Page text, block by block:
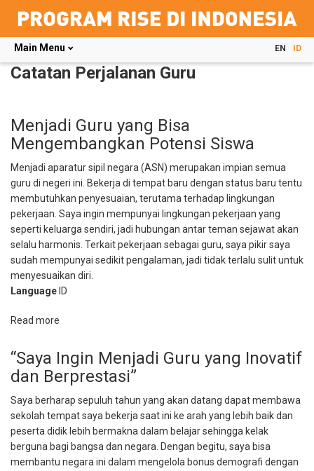
Skip
Main Menu EN ID
Catatan Perjalanan Guru
Menjadi Guru yang Bisa
Mengembangkan Potensi Siswa
Menjadi aparatur sipil negara (ASN) merupakan impian semua
guru di negeri ini. Bekerja di tempat baru dengan status baru tentu
membutuhkan penyesuaian, terutama terhadap lingkungan
pekerjaan. Saya ingin mempunyai lingkungan pekerjaan yang
seperti keluarga sendiri, jadi hubungan antar teman sejawat akan
selalu harmonis. Terkait pekerjaan sebagai guru, saya pikir saya
sudah mempunyai sedikit pengalaman, jadi tidak terlalu sulit untuk
menyesuaikan diri.
Language ID
Read more
yang
Bisa
Mengembangkan
Potensi
Siswa
“Saya Ingin Menjadi Guru yang Inovatif
dan Berprestasi”
Saya berharap sepuluh tahun yang akan datang dapat membawa
sekolah tempat saya bekerja saat ini ke arah yang lebih baik dan
peserta didik lebih bermakna dalam belajar sehingga kelak
berguna bagi bangsa dan negara. Dengan begitu, saya bisa
membantu negara ini dalam mengelola bonus demografi dengan